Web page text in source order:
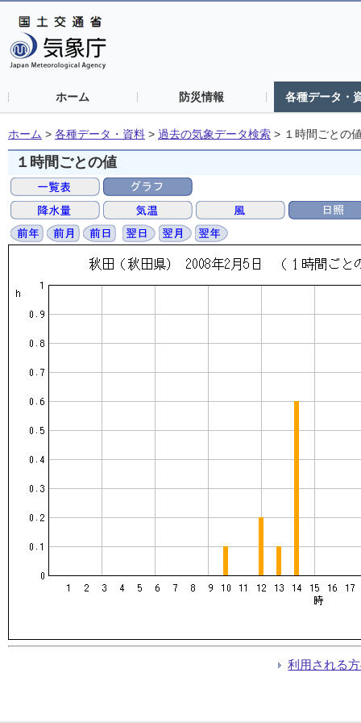
ホーム 防災情報 各種データ・
ホーム > 各種データ・資料 > 過去の気象データ検索 > １時間ごとの
１時間ごとの値
利用される